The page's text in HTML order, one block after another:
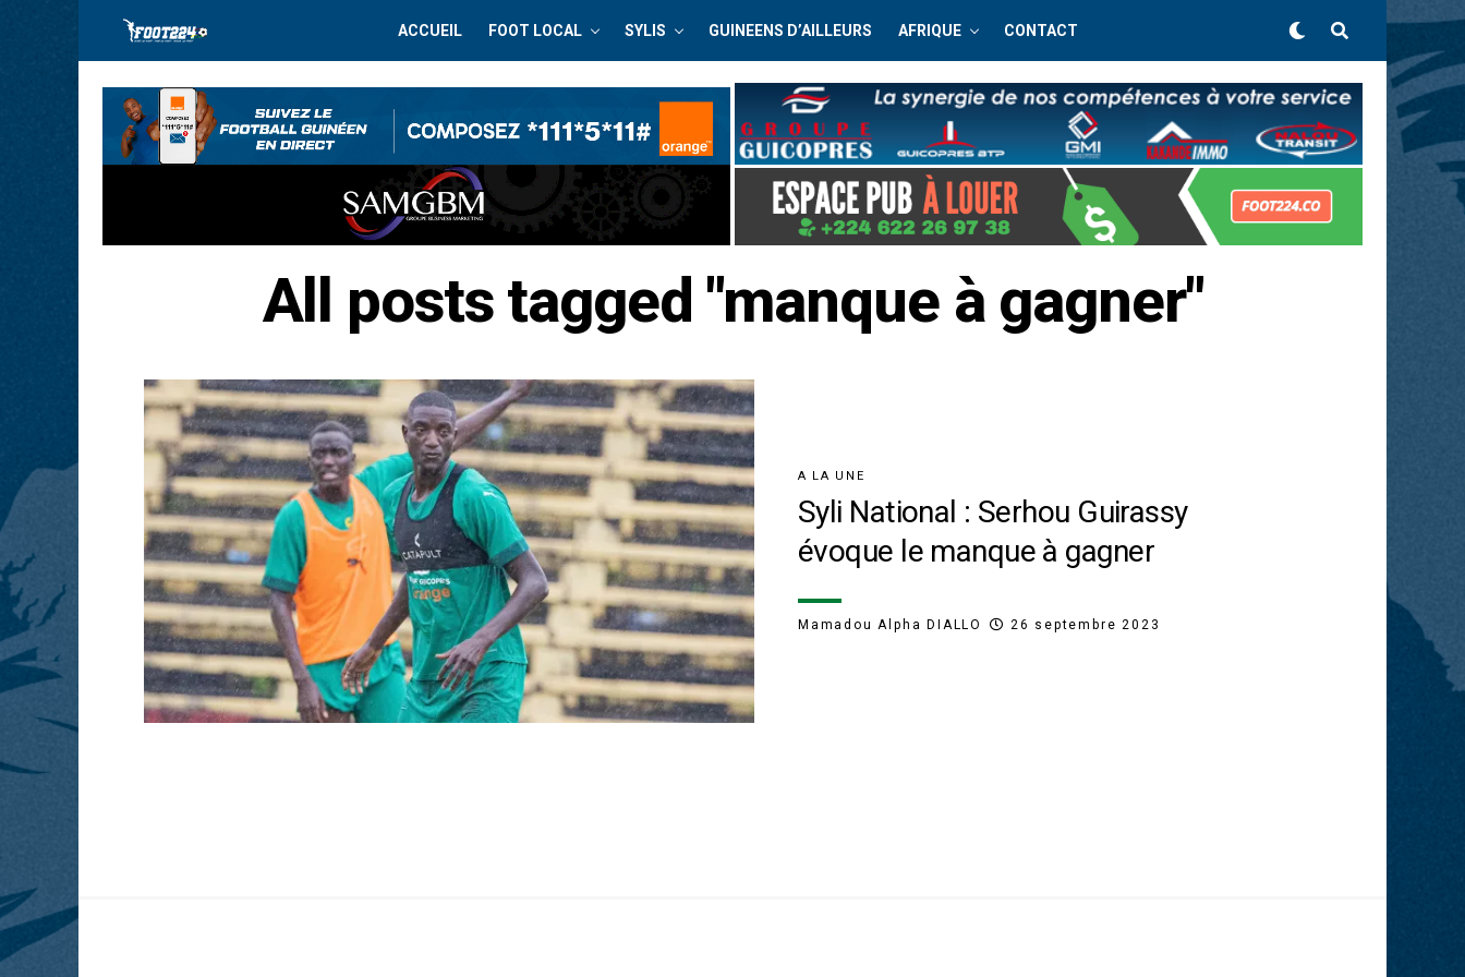
ACCUEIL FOOT LOCAL SYLIS GUINEENS D’AILLEURS AFRIQUE CONTACT
All posts tagged "manque à gagner"
A LA UNE
Syli National : Serhou Guirassy
évoque le manque à gagner
Mamadou Alpha DIALLO 26 septembre 2023